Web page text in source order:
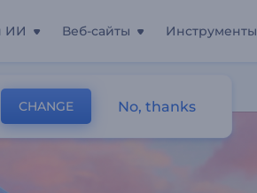
ИИ Веб-сайты Инструменты
CHANGE No, thanks